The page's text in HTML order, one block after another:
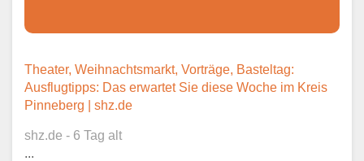
Dieser Teil dient lediglich zur
Kontaktaufnahme und ist nicht
öffentlich sichtbar.
Theater, Weihnachtsmarkt, Vorträge, Basteltag:
Ausflugtipps: Das erwartet Sie diese Woche im Kreis
Pinneberg | shz.de
shz.de - 6 Tag alt
...